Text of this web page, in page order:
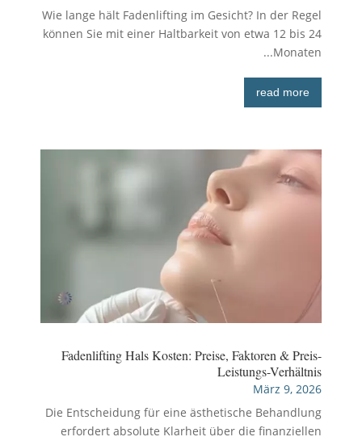
Wie lange hält Fadenlifting im Gesicht? In der Regel
können Sie mit einer Haltbarkeit von etwa 12 bis 24
Monaten...
read more
Fadenlifting Hals Kosten: Preise, Faktoren & Preis-
Leistungs-Verhältnis
März 9, 2026
Die Entscheidung für eine ästhetische Behandlung
erfordert absolute Klarheit über die finanziellen